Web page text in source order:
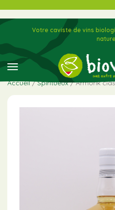
toggle navigation
Votre caviste de vins
Accueil/Spiritueux/ Armorik